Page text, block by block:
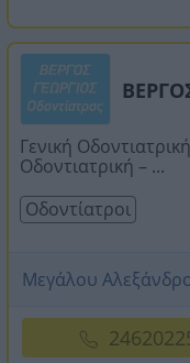
Γενική
Οδοντιατρική – ...
Οδοντίατροι
Μεγάλου